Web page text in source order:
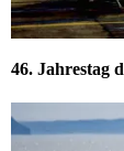
46. Jahrestag